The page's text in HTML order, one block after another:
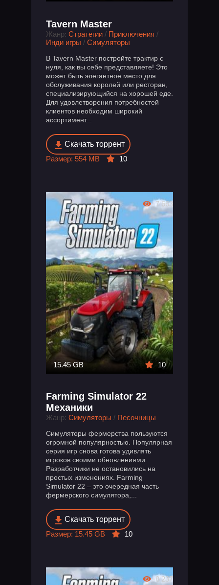
Tavern Master
Жанр: Стратегии / Приключения /
Инди игры / Симуляторы
В Tavern Master постройте трактир с
нуля, как вы себе представляете! Это
может быть элегантное место для
обслуживания королей или ресторан,
специализирующийся на хорошей еде.
Для удовлетворения потребностей
клиентов необходим широкий
ассортимент...
Скачать торрент
Размер: 554 MB
10
15.45 GB 10
Farming Simulator 22
Механики
Жанр: Симуляторы / Песочницы
Симуляторы фермерства пользуются
огромной популярностью. Популярная
серия игр снова готова удивлять
игроков своими обновлениями.
Разработчики не остановились на
простых изменениях. Farming
Simulator 22 – это очередная часть
фермерского симулятора,...
Скачать торрент
Размер: 15.45 GB
10
7 663
8 237